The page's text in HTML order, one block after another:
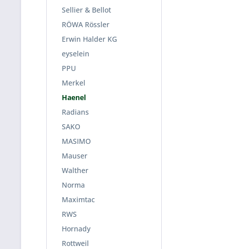
Sellier & Bellot
RÖWA Rössler
Erwin Halder KG
eyselein
PPU
Merkel
Haenel
Radians
SAKO
MASIMO
Mauser
Walther
Norma
Maximtac
RWS
Hornady
Rottweil